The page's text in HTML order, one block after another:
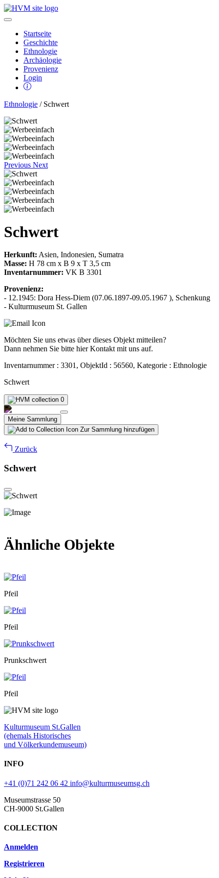
Startseite
Geschichte
Ethnologie
Archäologie
Provenienz
Login
Ethnologie / Schwert
Previous Next
Schwert
Herkunft: Asien, Indonesien, Sumatra
Masse: H 78 cm x B 9 x T 3,5 cm
Inventarnummer: VK B 3301
Provenienz:
- 12.1945: Dora Hess-Diem (07.06.1897-09.05.1967 ), Schenkung
- Kulturmuseum St. Gallen
Möchten Sie uns etwas über dieses Objekt mitteilen?
Dann nehmen Sie bitte hier Kontakt mit uns auf.
Inventarnummer : 3301, ObjektId : 56560, Kategorie : Ethnologie
Schwert
0
Meine Sammlung
Zur Sammlung hinzufügen
Zurück
Schwert
Ähnliche Objekte
Pfeil
Pfeil
Prunkschwert
Pfeil
Kulturmuseum St.Gallen
(ehemals Historisches
und Völkerkundemuseum)
INFO
+41 (0)71 242 06 42 info@kulturmuseumsg.ch
Museumstrasse 50
CH-9000 St.Gallen
COLLECTION
Anmelden
Registrieren